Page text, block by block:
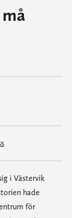
i Västervik
hade
för